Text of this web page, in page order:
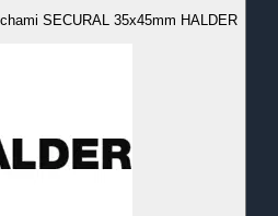
SECURAL 35x45mm HALDER